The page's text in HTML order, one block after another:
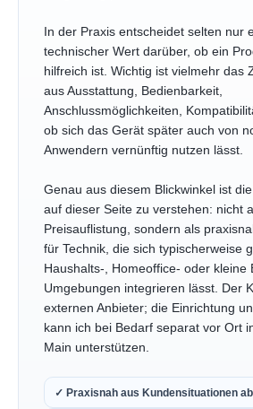
In der Praxis entscheidet selten nur
technischer Wert darüber, ob ein
hilfreich ist. Wichtig ist vielmehr das
aus Ausstattung, Bedienbarkeit,
Anschlussmöglichkeiten,
ob sich das Gerät später auch von
Anwendern vernünftig nutzen lässt.
Genau aus diesem Blickwinkel ist
auf dieser Seite zu verstehen: nicht
Preisauflistung, sondern als
für Technik, die sich typischerweise
Haushalts-, Homeoffice- oder kleine
Umgebungen integrieren lässt. Der
externen Anbieter; die Einrichtung
kann ich bei Bedarf separat vor Ort
Main unterstützen.
✓ Praxisnah aus Kundensituationen